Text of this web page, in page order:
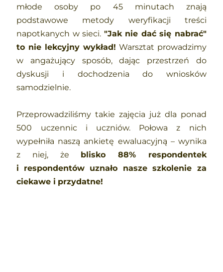
młode osoby po 45 minutach znają
podstawowe metody weryfikacji treści
napotkanych w sieci. "Jak nie dać się nabrać"
to nie lekcyjny wykład! Warsztat prowadzimy
w angażujący sposób, dając przestrzeń do
dyskusji i dochodzenia do wniosków
samodzielnie.
Przeprowadziliśmy takie zajęcia już dla ponad
500 uczennic i
uczniów. Połowa z nich
wypełniła naszą ankietę ewaluacyjną – wynika
z niej, że blisko 88% respondentek
i
respondentów uznało nasze szkolenie za
ciekawe i przydatne!